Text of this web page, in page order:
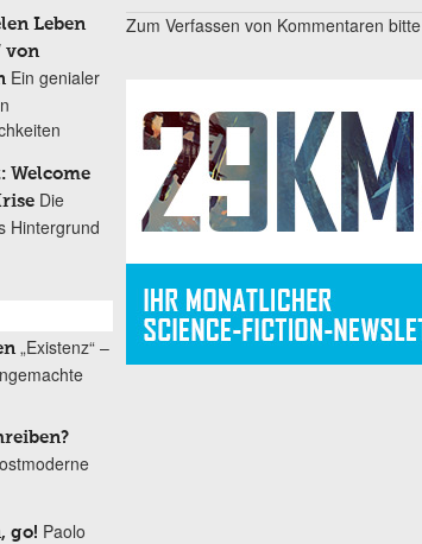
Zum Verfassen von Kommentaren bitte
Leben
von
Ein genialer
Welcome
Die
Hintergrund
„Existenz“ –
go! Paolo